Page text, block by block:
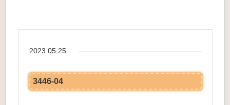
2023.05.25
3446-04